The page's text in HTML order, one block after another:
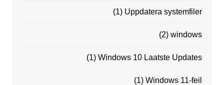
Uppdatera systemfiler
(1)
windows
(2)
Windows 10 Laatste Updates
(1)
Windows 11-feil
(1)